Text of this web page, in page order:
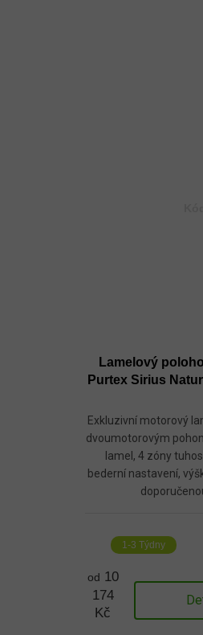
Lamelový
Purtex Sirius
Exkluzivní motorový
dvoumotorovým
lamel, 4 zóny
bederní nastavení,
1-3 Týdny
od 10
174
Kč